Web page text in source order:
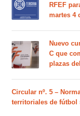
RFEF
martes 4
Nuevo
C que
plazas
Circular nº. 5 –
territoriales de fútbol